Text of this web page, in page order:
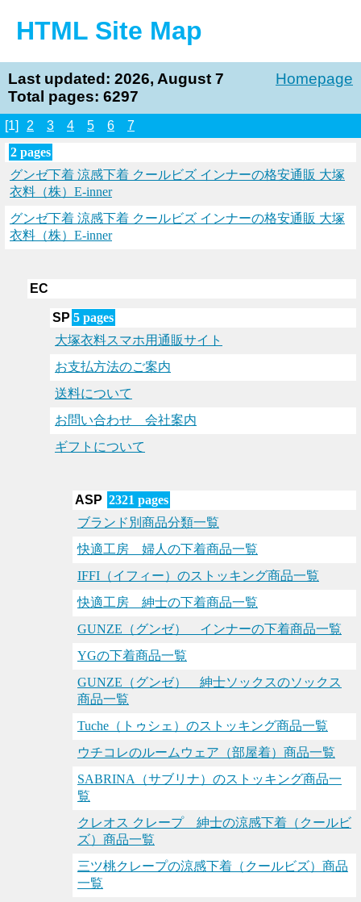
HTML Site Map
Homepage
Last updated: 2026, August 7
Total pages: 6297
[1] 2 3 4 5 6
7
2 pages
グンゼ下着 涼感下着 クールビズ インナーの格安通販 大塚
衣料（株）E-inner
グンゼ下着 涼感下着 クールビズ インナーの格安通販 大塚
衣料（株）E-inner
EC
SP 5 pages
大塚衣料スマホ用通販サイト
お支払方法のご案内
送料について
お問い合わせ 会社案内
ギフトについて
ASP 2321 pages
ブランド別商品分類一覧
快適工房 婦人の下着商品一覧
IFFI（イフィー）のストッキング商品一覧
快適工房 紳士の下着商品一覧
GUNZE（グンゼ） インナーの下着商品一覧
YGの下着商品一覧
GUNZE（グンゼ） 紳士ソックスのソックス
商品一覧
Tuche（トゥシェ）のストッキング商品一覧
ウチコレのルームウェア（部屋着）商品一覧
SABRINA（サブリナ）のストッキング商品一
覧
クレオス クレープ 紳士の涼感下着（クールビ
ズ）商品一覧
三ツ桃クレープの涼感下着（クールビズ）商品
一覧